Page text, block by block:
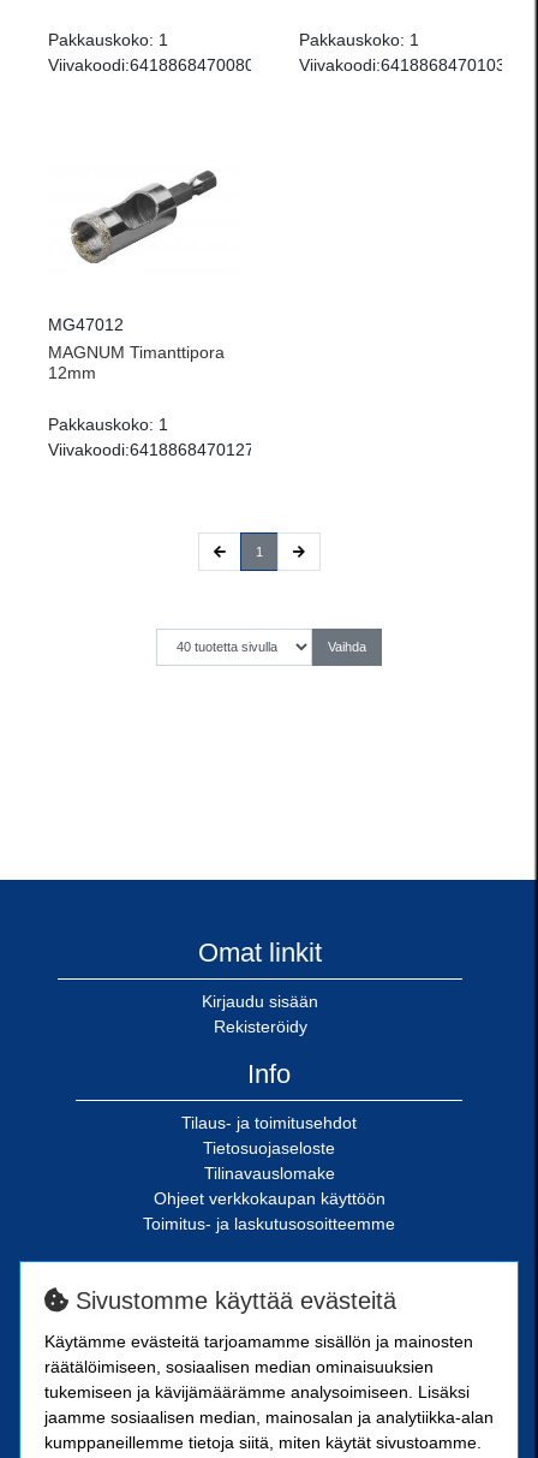
Pakkauskoko: 1
Viivakoodi:6418868470080
Pakkauskoko: 1
Viivakoodi:6418868470103
MG47012
MAGNUM Timanttipora
12mm
Pakkauskoko: 1
Viivakoodi:6418868470127
1 (current)
Omat linkit
Kirjaudu sisään
Rekisteröidy
Info
Tilaus- ja toimitusehdot
Tietosuojaseloste
Tilinavauslomake
Ohjeet verkkokaupan käyttöön
Toimitus- ja laskutusosoitteemme
SN-Kiinnike Oy
Riimukatu 18
20380 Turku
SN-Kiinnike Tampere Oy
Kuoppamäentie 10
Sivustomme käyttää evästeitä
Käytämme evästeitä tarjoamamme sisällön ja mainosten
räätälöimiseen, sosiaalisen median ominaisuuksien
tukemiseen ja kävijämäärämme analysoimiseen. Lisäksi
jaamme sosiaalisen median, mainosalan ja analytiikka-alan
kumppaneillemme tietoja siitä, miten käytät sivustoamme.